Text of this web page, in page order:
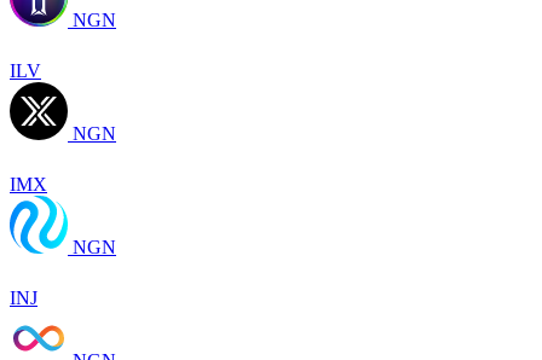
NGN
ILV
NGN
IMX
NGN
INJ